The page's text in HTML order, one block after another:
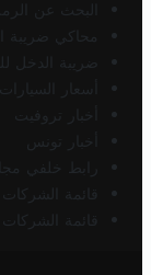
البحث عن
محاكي ضريبة
ضريبة الدخل
أسعار
أخبار تروفيت
أخبار تونس
رابط خلفي
قائمة الشركات
قائمة الشركات